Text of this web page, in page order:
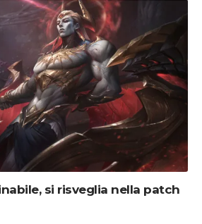
si risveglia nella patch